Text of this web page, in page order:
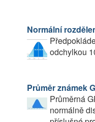
Normální
odchylkou
Průměr známek
Průměrná
normálně